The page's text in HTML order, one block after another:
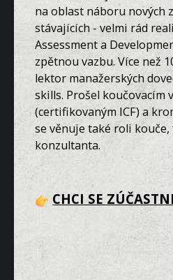
na oblast náboru nových
stávajících - velmi rád
Assessment a
zpětnou vazbu. Více než
lektor manažerských
skills. Prošel koučovacím
(certifikovaným ICF) a
se věnuje také roli
konzultanta.
CHCI SE